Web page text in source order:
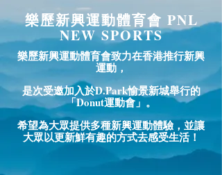
樂歷新興運動體育會 PNL
NEW SPORTS
樂歷新興運動體育會致力在香港推行新興
運動，
是次受邀加入於D.Park愉景新城舉行的
「Donut運動會」。
希望為大眾提供多種新興運動體驗，並讓
大眾以更新鮮有趣的方式去感受生活！